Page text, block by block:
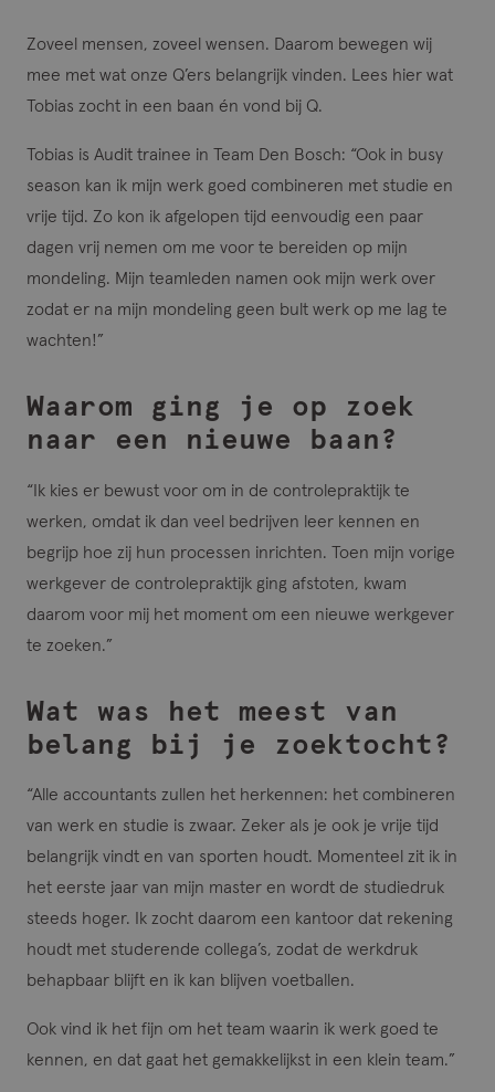
Zoveel mensen, zoveel wensen. Daarom bewegen wij
mee met wat onze Q’ers belangrijk vinden. Lees hier wat
Tobias zocht in een baan én vond bij Q.
Tobias is Audit trainee in Team Den Bosch: “Ook in busy
season kan ik mijn werk goed combineren met studie en
vrije tijd. Zo kon ik afgelopen tijd eenvoudig een paar
dagen vrij nemen om me voor te bereiden op mijn
mondeling. Mijn teamleden namen ook mijn werk over
zodat er na mijn mondeling geen bult werk op me lag te
wachten!”
Waarom ging je op zoek
naar een nieuwe baan?
“Ik kies er bewust voor om in de controlepraktijk te
werken, omdat ik dan veel bedrijven leer kennen en
begrijp hoe zij hun processen inrichten. Toen mijn vorige
werkgever de controlepraktijk ging afstoten, kwam
daarom voor mij het moment om een nieuwe werkgever
te zoeken.”
Wat was het meest van
belang bij je zoektocht?
“Alle accountants zullen het herkennen: het combineren
van werk en studie is zwaar. Zeker als je ook je vrije tijd
belangrijk vindt en van sporten houdt. Momenteel zit ik in
het eerste jaar van mijn master en wordt de studiedruk
steeds hoger. Ik zocht daarom een kantoor dat rekening
houdt met studerende collega’s, zodat de werkdruk
behapbaar blijft en ik kan blijven voetballen.
Ook vind ik het fijn om het team waarin ik werk goed te
kennen, en dat gaat het gemakkelijkst in een klein team.”